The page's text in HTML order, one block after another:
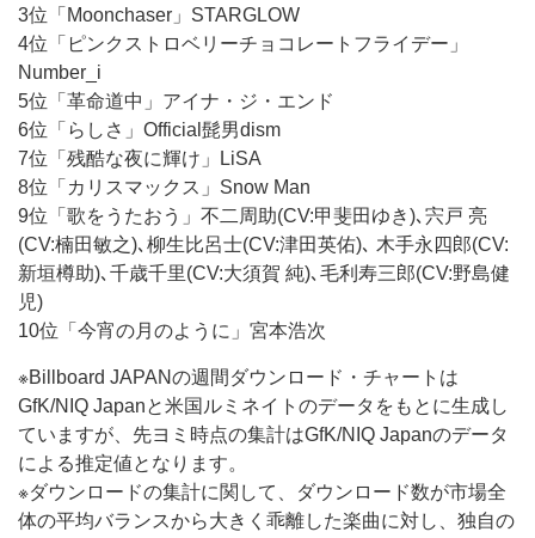
3位「Moonchaser」STARGLOW
4位「ピンクストロベリーチョコレートフライデー」
Number_i
5位「革命道中」アイナ・ジ・エンド
6位「らしさ」Official髭男dism
7位「残酷な夜に輝け」LiSA
8位「カリスマックス」Snow Man
9位「歌をうたおう」不二周助(CV:甲斐田ゆき)､宍戸 亮
(CV:楠田敏之)､柳生比呂士(CV:津田英佑)､ 木手永四郎(CV:
新垣樽助)､千歳千里(CV:大須賀 純)､毛利寿三郎(CV:野島健
児)
10位「今宵の月のように」宮本浩次
※Billboard JAPANの週間ダウンロード・チャートは
GfK/NIQ Japanと米国ルミネイトのデータをもとに生成し
ていますが、先ヨミ時点の集計はGfK/NIQ Japanのデータ
による推定値となります。
※ダウンロードの集計に関して、ダウンロード数が市場全
体の平均バランスから大きく乖離した楽曲に対し、独自の